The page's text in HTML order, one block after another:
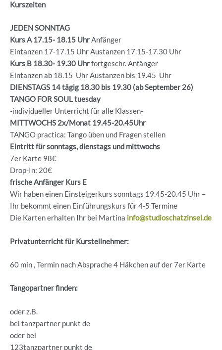
Kurszeiten
JEDEN SONNTAG
Kurs A 17.15- 18.15 UhrAnfänger
Eintanzen 17-17.15 Uhr Austanzen 17.15-17.30 Uhr
Kurs B 18.30- 19.30 Uhrfortgeschr. Anfänger
Eintanzen ab 18.15 Uhr Austanzen bis 19.45 Uhr
DIENSTAGS 14 tägig 18.30 bis 19.30 (ab September 26)
TANGO FOR SOUL tuesday
-individueller Unterricht für alle Klassen-
MITTWOCHS 2x/Monat 19.45-20.45Uhr
TANGO practica: Tango üben und Fragen stellen
Eintritt für sonntags, dienstags und mittwochs
7er Karte 98€
Drop-In: 20€
frische Anfänger Kurs E
Wir haben einen Einsteigerkurs sonntags 19.45-20.45 Uhr –
Ihr bekommt einen Einführungskurs für 4-5 Termine
Die Karten erhalten Ihr bei Martina info@studioschatzinsel.de
Privatunterricht für Kursteilnehmer:
60 min , Termin nach Absprache 4 Häkchen auf der 7er Karte
Tangopartner finden:
oder z.B.
bei tanzpartner punkt de
oder bei
123tanzpartner punkt de